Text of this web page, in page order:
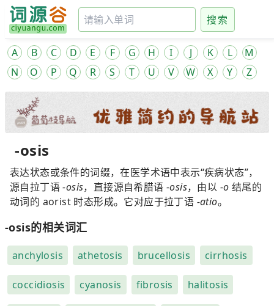
搜索
A B C D E F G H I J K L
M
N
O P Q R S T U V W X Y Z
-osis
表达状态或条件的词缀，在医学术语中表示“疾病状态”，
源自拉丁语-osis，直接源自希腊语-osis，由以 -o 结尾的
动词的 aorist 时态形成。它对应于拉丁语 -atio。
-osis的相关词汇
anchylosis athetosis brucellosis cirrhosis
coccidiosis cyanosis fibrosis halitosis